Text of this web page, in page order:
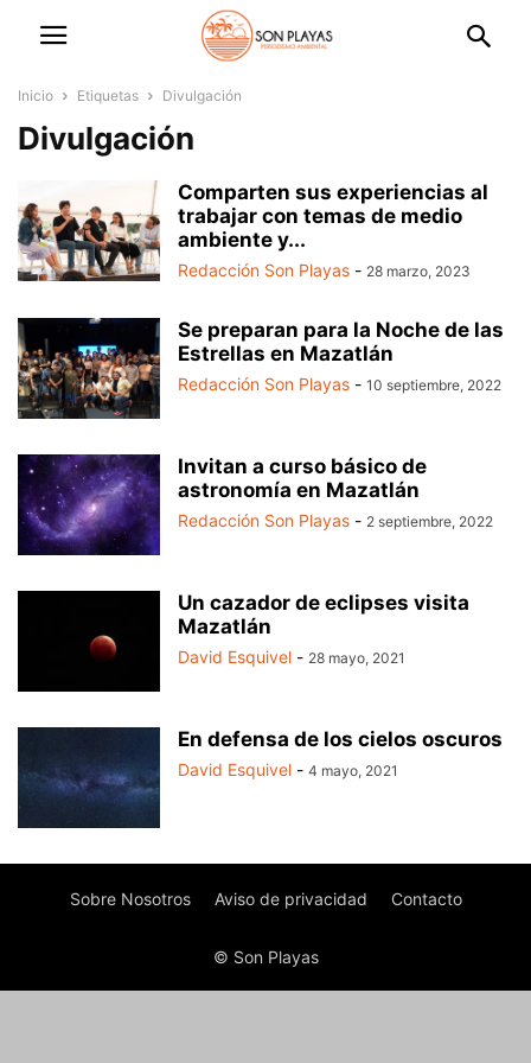
Inicio Etiquetas Divulgación
Divulgación
Comparten sus experiencias al
trabajar con temas de medio
ambiente y...
Redacción Son Playas - 28 marzo, 2023
Se preparan para la Noche de las
Estrellas en Mazatlán
Redacción Son Playas - 10 septiembre, 2022
Invitan a curso básico de
astronomía en Mazatlán
Redacción Son Playas - 2 septiembre, 2022
Un cazador de eclipses visita
Mazatlán
David Esquivel - 28 mayo, 2021
En defensa de los cielos oscuros
David Esquivel - 4 mayo, 2021
Sobre Nosotros Aviso de privacidad Contacto
© Son Playas